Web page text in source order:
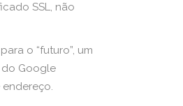
SSL, não
o “futuro”, um
do Google
endereço.